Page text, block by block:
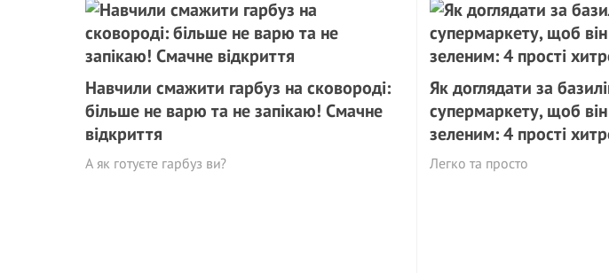
Навчили смажити гарбуз на сковороді:
більше не варю та не запікаю! Смачне
відкриття
А як готуєте гарбуз ви?
Як доглядати за
супермаркету, щоб
зеленим: 4 прості
Легко та просто